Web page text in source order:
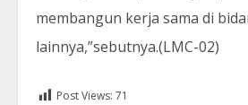
membangun kerja sama di
lainnya,”sebutnya.(LMC-02)
Post Views: 71